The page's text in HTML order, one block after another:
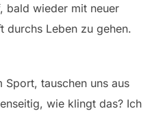
bald wieder mit neuer
durchs Leben zu gehen.
Sport, tauschen uns aus
wie klingt das? Ich